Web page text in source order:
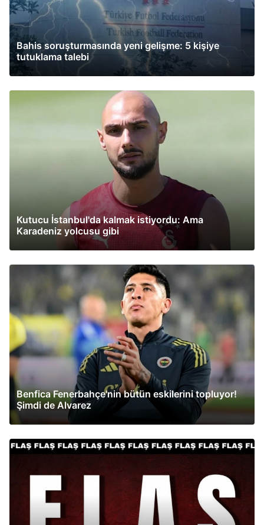
Bahis soruşturmasında yeni gelişme: 5 kişiye
tutuklama talebi
Kutucu İstanbul'da kalmak istiyordu: Ama
Karadeniz yolcusu gibi
Benfica Fenerbahçe'nin bütün eskilerini topluyor!
Şimdi de Alvarez